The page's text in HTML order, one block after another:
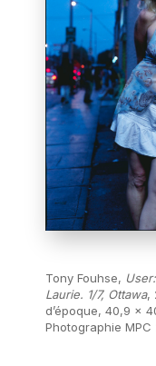
Tony Fouhse,
Laurie. 1/7, Ottawa,
d’époque, 40,9 x
Photographie